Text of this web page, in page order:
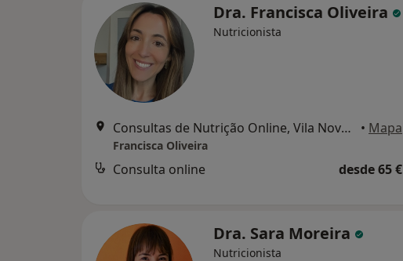
Dra. Francisca Oliveira
Nutricionista
Consultas de Nutrição Online, Vila Nova de Gaia • Mapa
Francisca Oliveira
Consulta online desde 65 €
Dra. Sara Moreira
Nutricionista